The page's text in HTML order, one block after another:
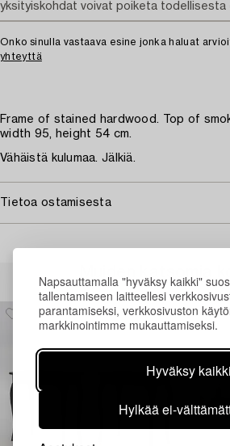
Napsauttamalla "hyväksy kaikki"
tallentamiseen laitteellesi
parantamiseksi, verkkosivuston
markkinointimme mukauttamiseksi.
Hyväksy kaikki
Hylkää ei-
Onko sinulla vastaava esine jonka haluat
yhteyttä
Frame of stained hardwood. Top of
width 95, height 54 cm.
Vähäistä kulumaa. Jälkiä.
Tietoa ostamisesta
yksityiskohdat voivat poiketa todellisesta